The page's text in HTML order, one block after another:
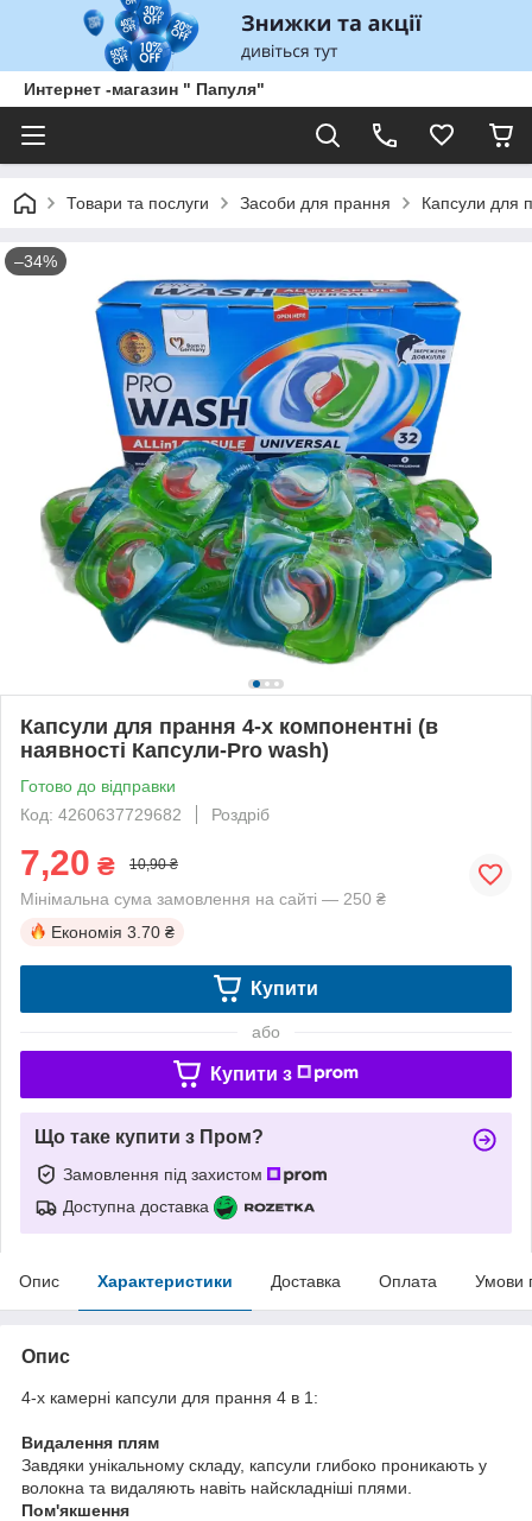
Интернет -магазин " Папуля"
Товари та послуги Засоби для прання Капсули для
–34%
Капсули для прання 4-х компонентні (в
наявності Капсули-Pro wash)
Готово до відправки
Код: 4260637729682
Роздріб
7,20 ₴ 10,90 ₴
Мінімальна сума замовлення на сайті — 250 ₴
Економія 3.70 ₴
Купити
або
Купити з
Що таке купити з Пром?
Замовлення під захистом
Доступна доставка
Опис Характеристики Доставка Оплата Умови
Опис
4-х камерні капсули для прання 4 в 1:
Видалення плям
Завдяки унікальному складу, капсули глибоко проникають у
волокна та видаляють навіть найскладніші плями.
Пом'якшення